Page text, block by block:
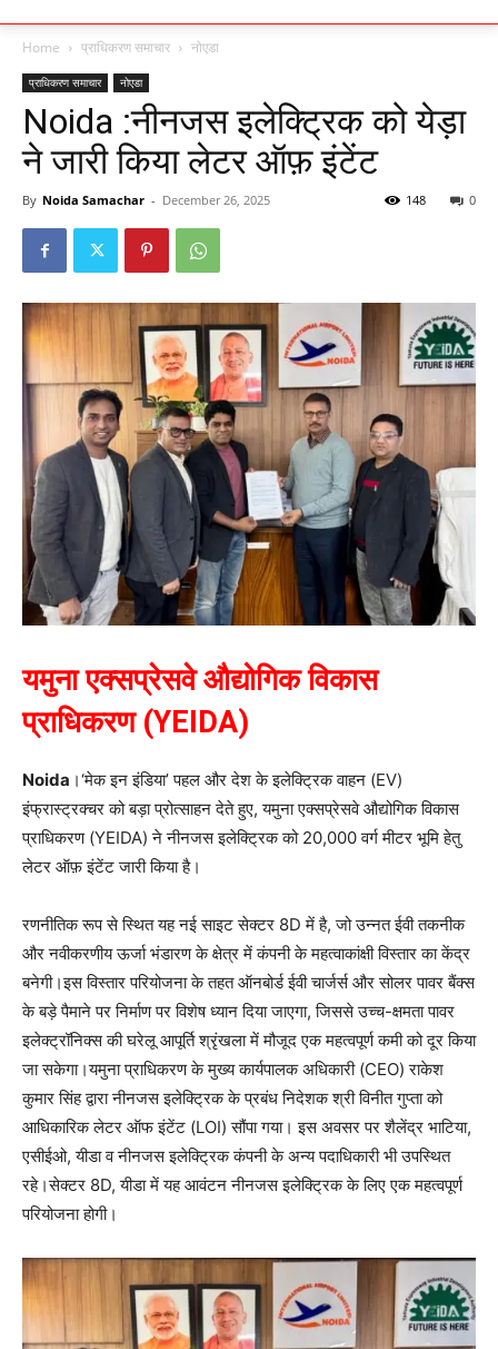
Home प्राधिकरण समाचार नोएडा
प्राधिकरण समाचार नोएडा
Noida :नीनजस इलेक्ट्रिक को येड़ा
ने जारी किया लेटर ऑफ़ इंटेंट
By Noida Samachar - December 26, 2025 0
148
यमुना एक्सप्रेसवे औद्योगिक विकास
प्राधिकरण (YEIDA)
Noida ।‘मेक इन इंडिया’ पहल और देश के इलेक्ट्रिक वाहन (EV)
इंफ्रास्ट्रक्चर को बड़ा प्रोत्साहन देते हुए, यमुना एक्सप्रेसवे औद्योगिक विकास
प्राधिकरण (YEIDA) ने नीनजस इलेक्ट्रिक को 20,000 वर्ग मीटर भूमि हेतु
लेटर ऑफ़ इंटेंट जारी किया है।
रणनीतिक रूप से स्थित यह नई साइट सेक्टर 8D में है, जो उन्नत ईवी तकनीक
और नवीकरणीय ऊर्जा भंडारण के क्षेत्र में कंपनी के महत्वाकांक्षी विस्तार का केंद्र
बनेगी।इस विस्तार परियोजना के तहत ऑनबोर्ड ईवी चार्जर्स और सोलर पावर बैंक्स
के बड़े पैमाने पर निर्माण पर विशेष ध्यान दिया जाएगा, जिससे उच्च-क्षमता पावर
इलेक्ट्रॉनिक्स की घरेलू आपूर्ति श्रृंखला में मौजूद एक महत्वपूर्ण कमी को दूर किया
जा सकेगा।यमुना प्राधिकरण के मुख्य कार्यपालक अधिकारी (CEO) राकेश
कुमार सिंह द्वारा नीनजस इलेक्ट्रिक के प्रबंध निदेशक श्री विनीत गुप्ता को
आधिकारिक लेटर ऑफ इंटेंट (LOI) सौंपा गया। इस अवसर पर शैलेंद्र भाटिया,
एसीईओ, यीडा व नीनजस इलेक्ट्रिक कंपनी के अन्य पदाधिकारी भी उपस्थित
रहे।सेक्टर 8D, यीडा में यह आवंटन नीनजस इलेक्ट्रिक के लिए एक महत्वपूर्ण
परियोजना होगी।